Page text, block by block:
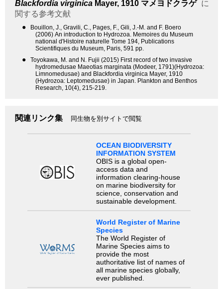
Blackfordia virginica Mayer, 1910 マメヨドクラゲ に
関する参考文献
●
Bouillon, J., Gravili, C., Pages, F., Gili, J.-M. and F. Boero
(2006) An introduction to Hydrozoa. Memoires du Museum
national d'Histoire naturelle Tome 194, Publications
Scientifiques du Museum, Paris, 591 pp.
●
Toyokawa, M. and N. Fujii (2015) First record of two invasive
hydromedusae Maeotias marginata (Modeer, 1791)(Hydrozoa:
Limnomedusae) and Blackfordia virginica Mayer, 1910
(Hydrozoa: Leptomedusae) in Japan. Plankton and Benthos
Research, 10(4), 215-219.
関連リンク集 同生物を別サイトで閲覧
OCEAN BIODIVERSITY
INFORMATION SYSTEM
OBIS is a global open-
access data and
information clearing-house
on marine biodiversity for
science, conservation and
sustainable development.
World Register of Marine
Species
The World Register of
Marine Species aims to
provide the most
authoritative list of names of
all marine species globally,
ever published.